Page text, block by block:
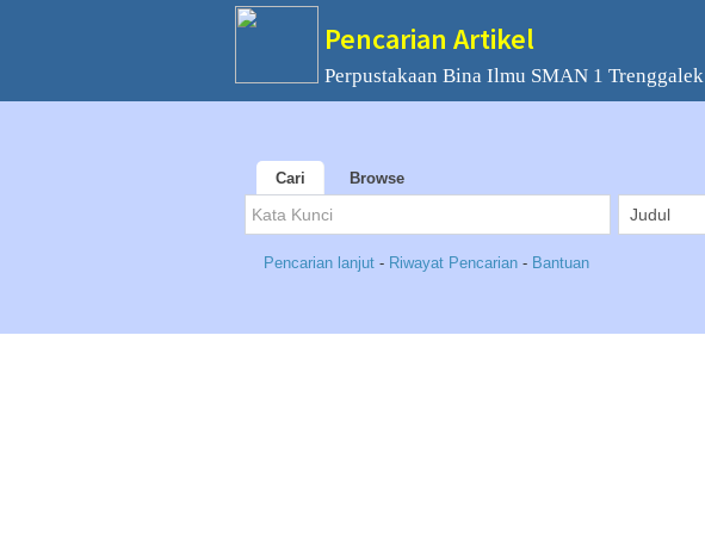
Pencarian Artikel
Perpustakaan Bina Ilmu SMAN 1 Trenggalek
Cari Browse
Pencarian lanjut - Riwayat Pencarian - Bantuan